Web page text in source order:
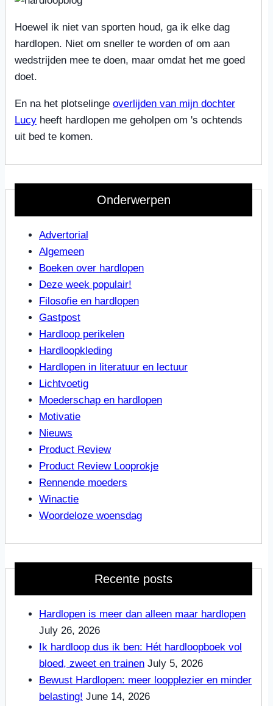
Hoewel ik niet van sporten houd, ga ik elke dag
hardlopen. Niet om sneller te worden of om aan
wedstrijden mee te doen, maar omdat het me goed
doet.
En na het plotselinge overlijden van mijn dochter
Lucy heeft hardlopen me geholpen om 's ochtends
uit bed te komen.
Onderwerpen
Advertorial
Algemeen
Boeken over hardlopen
Deze week populair!
Filosofie en hardlopen
Gastpost
Hardloop perikelen
Hardloopkleding
Hardlopen in literatuur en lectuur
Lichtvoetig
Moederschap en hardlopen
Motivatie
Nieuws
Product Review
Product Review Looprokje
Rennende moeders
Winactie
Woordeloze woensdag
Recente posts
Hardlopen is meer dan alleen maar hardlopen
July 26, 2026
Ik hardloop dus ik ben: Hét hardloopboek vol
bloed, zweet en trainen July 5, 2026
Bewust Hardlopen: meer loopplezier en minder
belasting! June 14, 2026